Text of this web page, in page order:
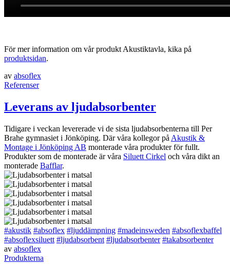
För mer information om vår produkt Akustiktavla, kika på
produktsidan.
av absoflex
Referenser
Leverans av ljudabsorbenter
Tidigare i veckan levererade vi de sista ljudabsorbenterna till Per
Brahe gymnasiet i Jönköping. Där våra kollegor på Akustik &
Montage i Jönköping AB monterade våra produkter för fullt.
Produkter som de monterade är våra Siluett Cirkel och våra dikt an
monterade Bafflar.
#akustik #absoflex #ljuddämpning #madeinsweden #absoflexbaffel
#absoflexsiluett #ljudabsorbent #ljudabsorbenter #takabsorbenter
av absoflex
Produkterna